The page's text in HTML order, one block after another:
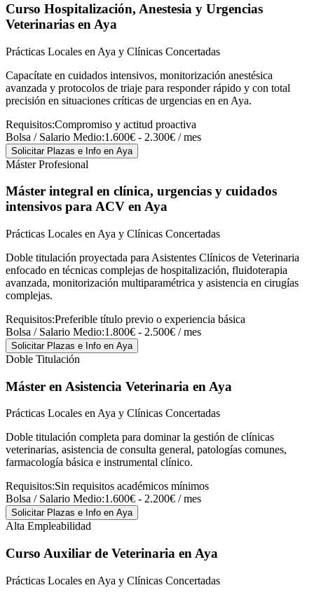
Curso Hospitalización, Anestesia y Urgencias
Veterinarias en Aya
Prácticas Locales en Aya y Clínicas Concertadas
Capacítate en cuidados intensivos, monitorización anestésica
avanzada y protocolos de triaje para responder rápido y con total
precisión en situaciones críticas de urgencias en en Aya.
Requisitos:Compromiso y actitud proactiva
Bolsa / Salario Medio:1.600€ - 2.300€ / mes
Solicitar Plazas e Info en Aya
Máster Profesional
Máster integral en clínica, urgencias y cuidados
intensivos para ACV en Aya
Prácticas Locales en Aya y Clínicas Concertadas
Doble titulación proyectada para Asistentes Clínicos de Veterinaria
enfocado en técnicas complejas de hospitalización, fluidoterapia
avanzada, monitorización multiparamétrica y asistencia en cirugías
complejas.
Requisitos:Preferible título previo o experiencia básica
Bolsa / Salario Medio:1.800€ - 2.500€ / mes
Solicitar Plazas e Info en Aya
Doble Titulación
Máster en Asistencia Veterinaria en Aya
Prácticas Locales en Aya y Clínicas Concertadas
Doble titulación completa para dominar la gestión de clínicas
veterinarias, asistencia de consulta general, patologías comunes,
farmacología básica e instrumental clínico.
Requisitos:Sin requisitos académicos mínimos
Bolsa / Salario Medio:1.600€ - 2.200€ / mes
Solicitar Plazas e Info en Aya
Alta Empleabilidad
Curso Auxiliar de Veterinaria en Aya
Prácticas Locales en Aya y Clínicas Concertadas